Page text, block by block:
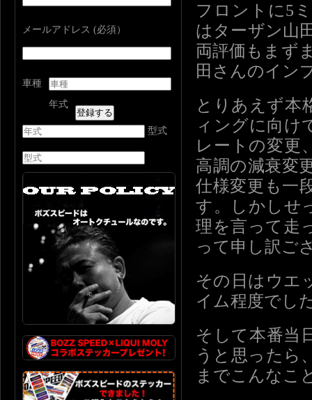
フロントに5
はターザン山
両評価もまず
田さんのイン
とりあえず本
ィングに向け
レートの変更
高調の減衰変
仕様変更も一
す。しかしせ
理を言って走
って申し訳ご
その日はウエ
イム程度でし
そして本番当
うと思ったら
までこんなこ
メールアドレス (必須）
車種
年式
型式